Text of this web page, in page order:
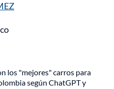
los "mejores" carros para
según ChatGPT y